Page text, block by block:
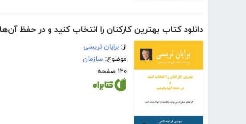
دانلود کتاب بهترین کارکنان را انتخاب کنید و در حفظ
از: برایان تریسی
موضوع: سازمان
۱۲۰ صفحه